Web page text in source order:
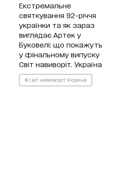
Екстремальне
святкування 92-річчя
українки та як зараз
виглядає Артек у
Буковелі: що покажуть
у фінальному випуску
Світ навиворіт. Україна
#Світ навиворіт. Україна